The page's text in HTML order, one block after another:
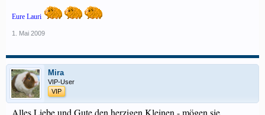
Eure Lauri
1. Mai 2009
Mira
VIP-User
VIP
Alles Liebe und Gute den herzigen Kleinen - mögen sie